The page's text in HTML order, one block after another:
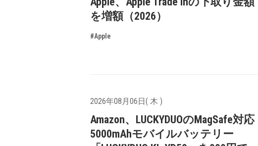
を増額（2026）
#Apple
2026年08月06日( 木 )
Amazon、LUCKYDUOのMagSafe対応
5000mAhモバイルバッテリー